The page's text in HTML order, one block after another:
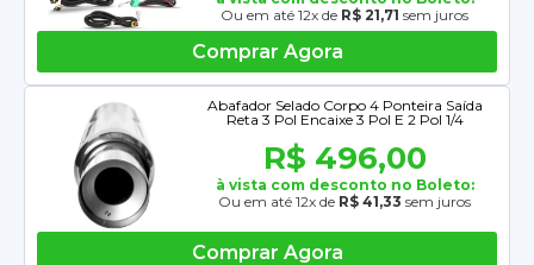
Ou em até 12x de R$ 21,71 sem juros
Comprar Agora
Abafador Selado Corpo 4 Ponteira Saída
Reta 3 Pol Encaixe 3 Pol E 2 Pol 1/4
R$ 496,00
à vista com desconto no Boleto:
Ou em até 12x de R$ 41,33 sem juros
Comprar Agora